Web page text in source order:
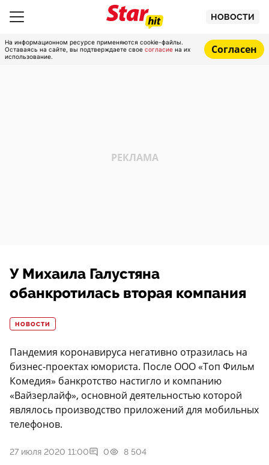
НОВОСТИ
На информационном ресурсе применяются cookie-файлы.
Оставаясь на сайте, вы подтверждаете свое согласие на их
использование.
Согласен
У Михаила Галустяна
обанкротилась вторая компания
НОВОСТИ
Пандемия коронавируса негативно отразилась на
бизнес-проектах юмориста. После ООО «Топ Фильм
Комедия» банкротство настигло и компанию
«Вайзерлайф», основной деятельностью которой
являлось производство приложений для мобильных
телефонов.
27 июля 2020 11:00 0 8 504